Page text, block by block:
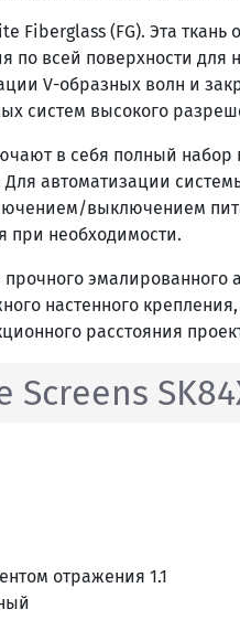
Fiberglass (FG). Эта
по всей поверхности для
V-образных волн и
систем высокого
в себя полный
автоматизации
выключением
при необходимости.
настенного
расстояния
отражения 1.1